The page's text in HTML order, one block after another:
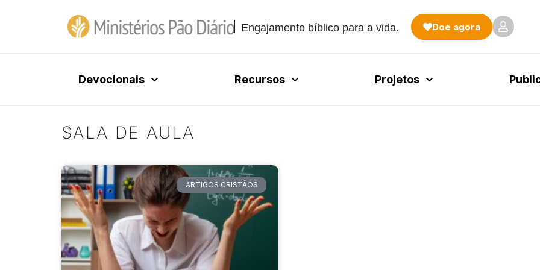
Engajamento bíblico para a vida. Doe agora
Devocionais Recursos Projetos
SALA DE AULA
ARTIGOS CRISTÃOS